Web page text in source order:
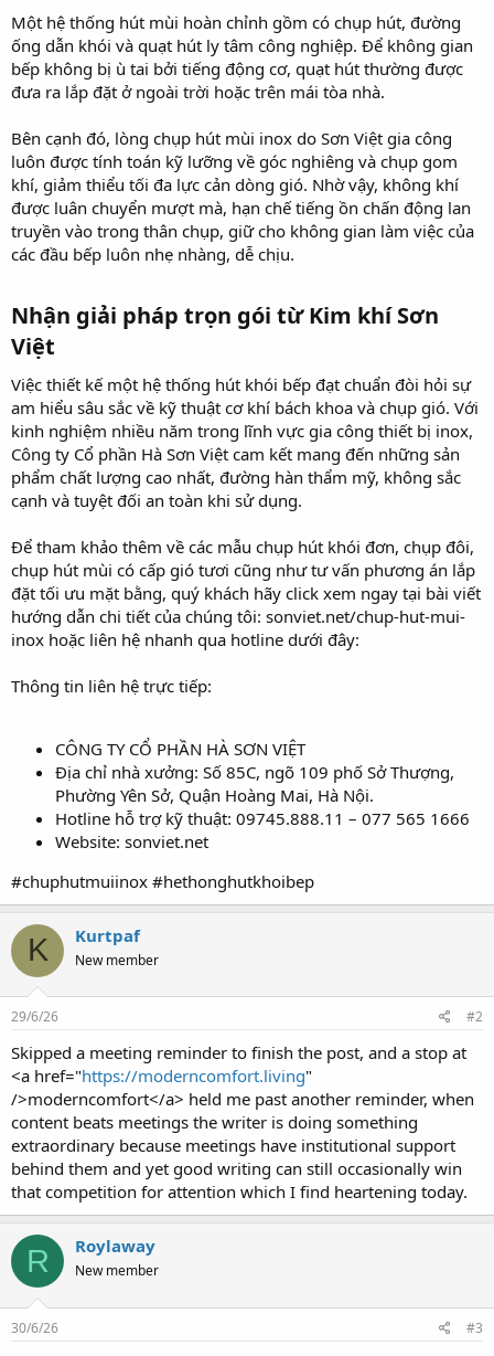
Một hệ thống hút mùi hoàn chỉnh gồm có chụp hút, đường
ống dẫn khói và quạt hút ly tâm công nghiệp. Để không gian
bếp không bị ù tai bởi tiếng động cơ, quạt hút thường được
đưa ra lắp đặt ở ngoài trời hoặc trên mái tòa nhà.
Bên cạnh đó, lòng chụp hút mùi inox do Sơn Việt gia công
luôn được tính toán kỹ lưỡng về góc nghiêng và chụp gom
khí, giảm thiểu tối đa lực cản dòng gió. Nhờ vậy, không khí
được luân chuyển mượt mà, hạn chế tiếng ồn chấn động lan
truyền vào trong thân chụp, giữ cho không gian làm việc của
các đầu bếp luôn nhẹ nhàng, dễ chịu.
Nhận giải pháp trọn gói từ Kim khí Sơn
Việt​
Việc thiết kế một hệ thống hút khói bếp đạt chuẩn đòi hỏi sự
am hiểu sâu sắc về kỹ thuật cơ khí bách khoa và chụp gió. Với
kinh nghiệm nhiều năm trong lĩnh vực gia công thiết bị inox,
Công ty Cổ phần Hà Sơn Việt cam kết mang đến những sản
phẩm chất lượng cao nhất, đường hàn thẩm mỹ, không sắc
cạnh và tuyệt đối an toàn khi sử dụng.
Để tham khảo thêm về các mẫu chụp hút khói đơn, chụp đôi,
chụp hút mùi có cấp gió tươi cũng như tư vấn phương án lắp
đặt tối ưu mặt bằng, quý khách hãy click xem ngay tại bài viết
hướng dẫn chi tiết của chúng tôi: sonviet.net/chup-hut-mui-
inox hoặc liên hệ nhanh qua hotline dưới đây:
Thông tin liên hệ trực tiếp:
CÔNG TY CỔ PHẦN HÀ SƠN VIỆT
Địa chỉ nhà xưởng: Số 85C, ngõ 109 phố Sở Thượng,
Phường Yên Sở, Quận Hoàng Mai, Hà Nội.
Hotline hỗ trợ kỹ thuật: 09745.888.11 – 077 565 1666
Website: sonviet.net
#chuphutmuiinox #hethonghutkhoibep
K Kurtpaf
New member
29/6/26 #2
Skipped a meeting reminder to finish the post, and a stop at
<a href="https://moderncomfort.living"
/>moderncomfort</a> held me past another reminder, when
content beats meetings the writer is doing something
extraordinary because meetings have institutional support
behind them and yet good writing can still occasionally win
that competition for attention which I find heartening today.
R Roylaway
New member
30/6/26 #3